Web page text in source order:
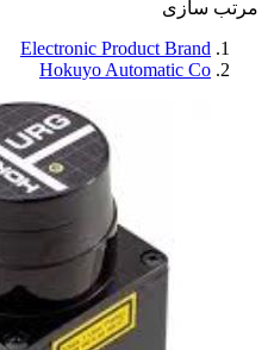
مرتب سازی
Electronic Product Brand
Hokuyo Automatic Co